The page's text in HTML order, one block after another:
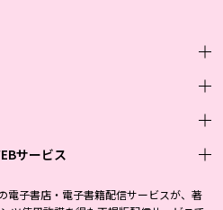
書
サービス
電子書店・電子書籍配信サービスが、著